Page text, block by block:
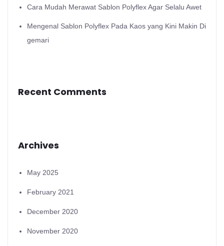
Cara Mudah Merawat Sablon Polyflex Agar Selalu Awet
Mengenal Sablon Polyflex Pada Kaos yang Kini Makin Di
gemari
Recent Comments
Archives
May 2025
February 2021
December 2020
November 2020